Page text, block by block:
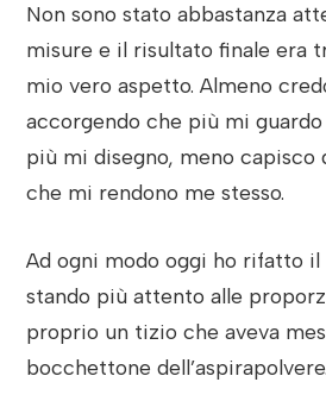
Non sono stato abbastanza
misure e il risultato finale era
mio vero aspetto. Almeno
accorgendo che più mi
più mi disegno, meno capisco
che mi rendono me stesso.
Ad ogni modo oggi ho rifatto
stando più attento alle
proprio un tizio che aveva
bocchettone dell’aspirapolvere.